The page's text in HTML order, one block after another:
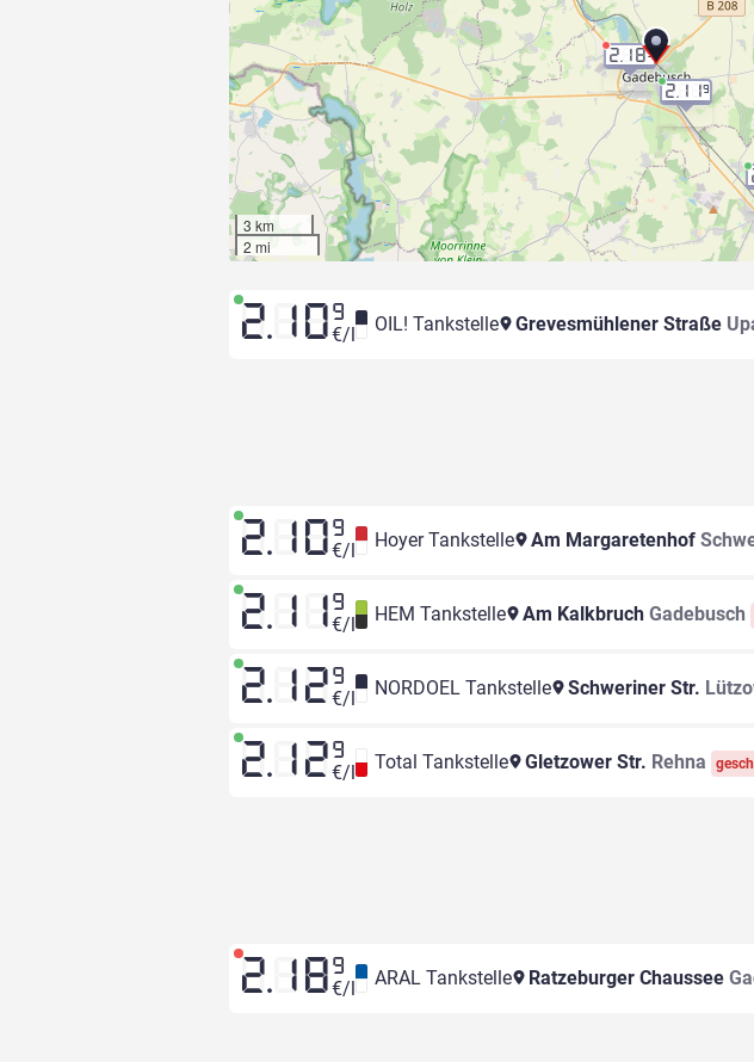
2.189
2.119
3 km
2 mi
2.10 9
€/l OIL! Tankstelle Grevesmühlener Straße
2.10 9
€/l Hoyer Tankstelle Am Margaretenhof
2.11 9
€/l HEM Tankstelle Am Kalkbruch Gadebusch
2.12 9
€/l NORDOEL Tankstelle Schweriner Str.
2.12 9
€/l Total Tankstelle Gletzower Str. Rehna
2.18 9
€/l ARAL Tankstelle Ratzeburger Chaussee